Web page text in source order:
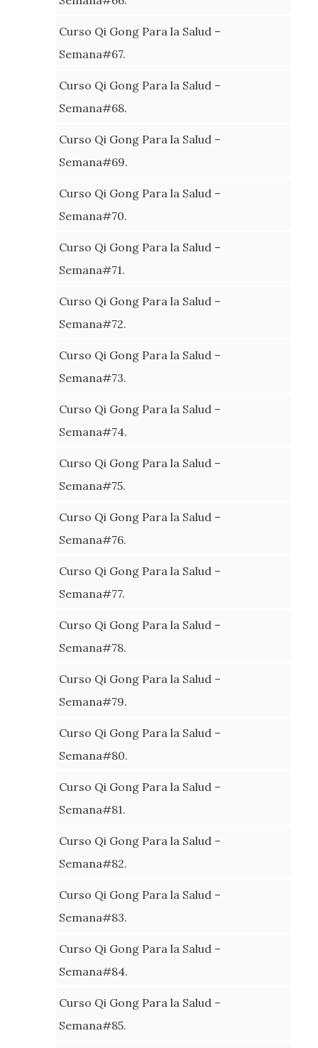
Curso Qi Gong Para la Salud –
Semana#67.
Curso Qi Gong Para la Salud –
Semana#68.
Curso Qi Gong Para la Salud –
Semana#69.
Curso Qi Gong Para la Salud –
Semana#70.
Curso Qi Gong Para la Salud –
Semana#71.
Curso Qi Gong Para la Salud –
Semana#72.
Curso Qi Gong Para la Salud –
Semana#73.
Curso Qi Gong Para la Salud –
Semana#74.
Curso Qi Gong Para la Salud –
Semana#75.
Curso Qi Gong Para la Salud –
Semana#76.
Curso Qi Gong Para la Salud –
Semana#77.
Curso Qi Gong Para la Salud –
Semana#78.
Curso Qi Gong Para la Salud –
Semana#79.
Curso Qi Gong Para la Salud –
Semana#80.
Curso Qi Gong Para la Salud –
Semana#81.
Curso Qi Gong Para la Salud –
Semana#82.
Curso Qi Gong Para la Salud –
Semana#83.
Curso Qi Gong Para la Salud –
Semana#84.
Curso Qi Gong Para la Salud –
Semana#85.